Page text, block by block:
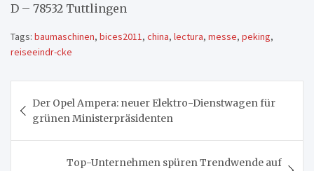
D – 78532 Tuttlingen
Tags: baumaschinen, bices2011, china, lectura, messe, peking,
reiseeindr-cke
Der Opel Ampera: neuer Elektro-Dienstwagen für
grünen Ministerpräsidenten
Top-Unternehmen spüren Trendwende auf